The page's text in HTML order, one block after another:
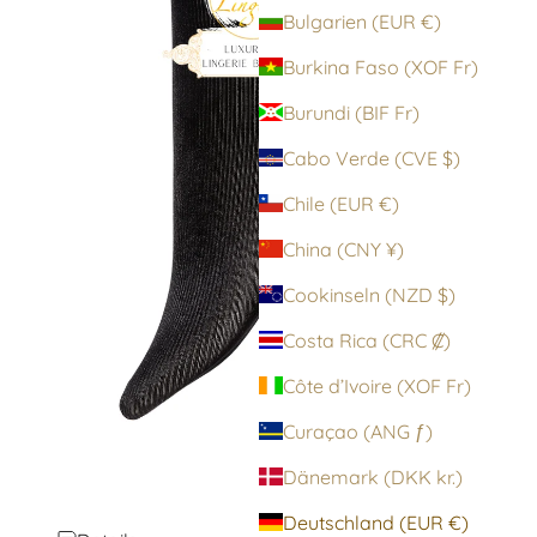
Bulgarien (EUR €)
Burkina Faso (XOF Fr)
Burundi (BIF Fr)
Cabo Verde (CVE $)
Chile (EUR €)
China (CNY ¥)
Cookinseln (NZD $)
Costa Rica (CRC ₡)
Côte d’Ivoire (XOF Fr)
Curaçao (ANG ƒ)
Dänemark (DKK kr.)
Deutschland (EUR €)